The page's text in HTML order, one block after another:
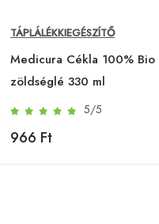
TÁPLÁLÉKKIEGÉSZÍTŐ
Medicura Cékla 100% Bio
zöldséglé 330 ml
5/5
966 Ft